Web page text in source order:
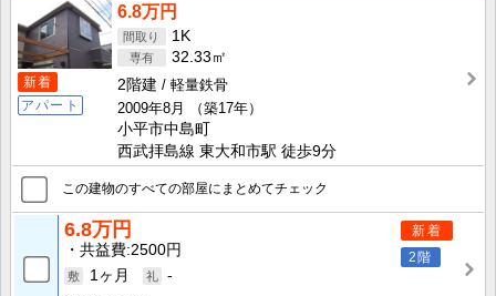
新着
アパート
6.8万円
1K
32.33㎡
2階建
軽量鉄骨
2009年8月
（築17年）
小平市中島町
西武拝島線 東大和市駅 徒歩9分
この建物のすべての部屋にまとめてチェック
新着
2階
6.8万円
共益費 2500円
1ヶ月
-